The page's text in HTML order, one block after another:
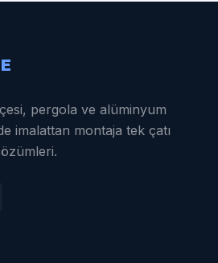
pergola ve alüminyum
imalattan montaja tek çatı